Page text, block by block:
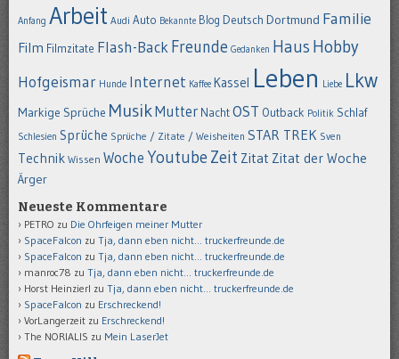
Anfang Arbeit Audi Auto Bekannte Blog Deutsch Dortmund Familie
Film Filmzitate Flash-BackFreunde Gedanken Haus Hobby
Hofgeismar Hunde Internet Kaffee Kassel Leben Liebe Lkw
Markige Sprüche MusikMutter NachtOST Outback Politik Schlaf
Schlesien Sprüche Sprüche / Zitate / Weisheiten STAR TREK Sven
Technik Wissen Woche Youtube Zeit Zitat Zitat der Woche
Ärger
Neueste Kommentare
PETRO zu Die Ohrfeigen meiner Mutter
SpaceFalcon zu Tja, dann eben nicht… truckerfreunde.de
SpaceFalcon zu Tja, dann eben nicht… truckerfreunde.de
manroc78 zu Tja, dann eben nicht… truckerfreunde.de
Horst Heinzierl zu Tja, dann eben nicht… truckerfreunde.de
SpaceFalcon zu Erschreckend!
VorLangerzeit zu Erschreckend!
The NORIALIS zu Mein LaserJet